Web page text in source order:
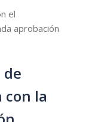
el
aprobación
de
con la